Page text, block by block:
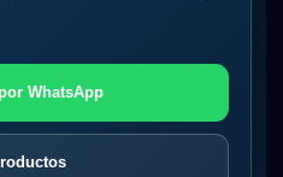
WhatsApp